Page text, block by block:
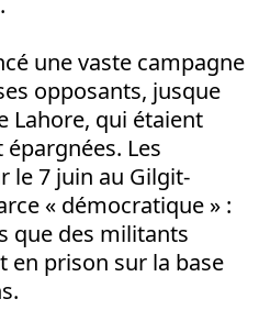
une vaste campagne
opposants, jusque
Lahore, qui étaient
Les
le 7 juin au Gilgit-
« démocratique » :
que des militants
en prison sur la base